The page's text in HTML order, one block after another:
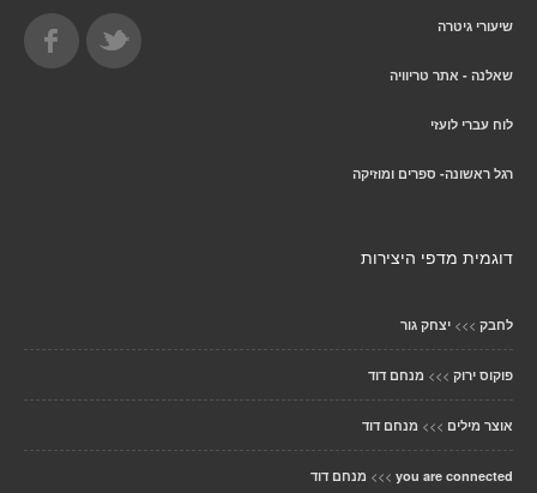
שיעורי גיטרה
שאלנה - אתר טריוויה
לוח עברי לועזי
רגל ראשונה- ספרים ומוזיקה
דוגמית מדפי היצירות
לחבק >>> יצחק גור
פוקוס ירוק >>> מנחם דוד
אוצר מילים >>> מנחם דוד
you are connected
>>> מנחם דוד